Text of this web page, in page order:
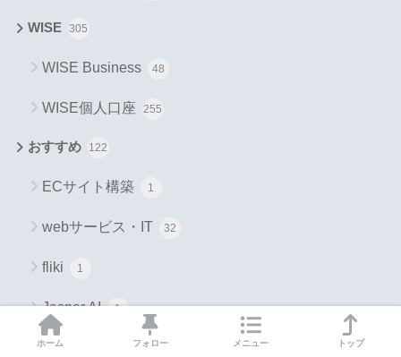
WISE 305
WISE Business 48
WISE個人口座 255
おすすめ 122
ECサイト構築 1
webサービス・IT 32
fliki 1
Jasper AI 1
make formerly Integromat
ホーム フォロー メニュー トップ